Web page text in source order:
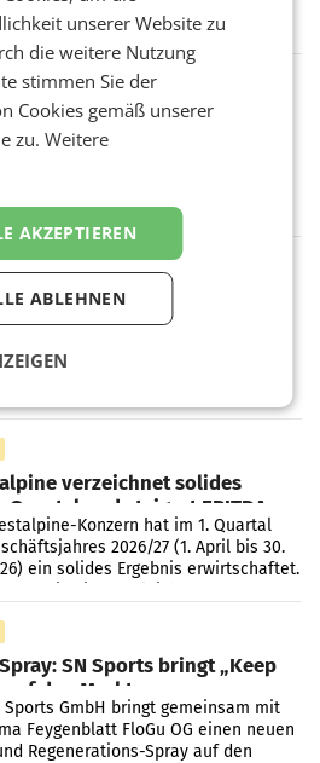
rund um das Ableben des Ex-
im Justizministerium, Christian
auf sensible
& MEDIA
Lederer wehrt sich in
gegen Vorwürfe
Dienstag soll im Stiftungsrat über
neuen ORF-Chef Clemens Pig
Besetzungen für die
abgestimmt werden.
Bewegte Kids
im Osten Österreichs
Sommersportcamp „Bewegte
Juli und August versorgt das
verzeichnet solides
Quartal und steigert EBITDA
Konzern hat im 1. Quartal
2026/27 (1. April bis 30.
ein solides Ergebnis erwirtschaftet.
SN Sports bringt „Keep
auf den Markt
Sports GmbH bringt gemeinsam mit
Feygenblatt FloGu OG einen neuen
Regenerations-Spray auf den
unserer Website zu
die weitere Nutzung
stimmen Sie der
Cookies gemäß unserer
zu.Weitere
AKZEPTIEREN
ABLEHNEN